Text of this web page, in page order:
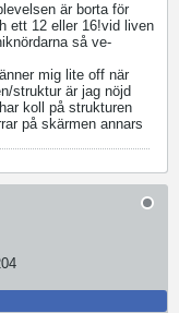
är borta för
ett 12 eller 16!vid liven
så ve-
mig lite off när
struktur är jag nöjd
koll på strukturen
på skärmen annars